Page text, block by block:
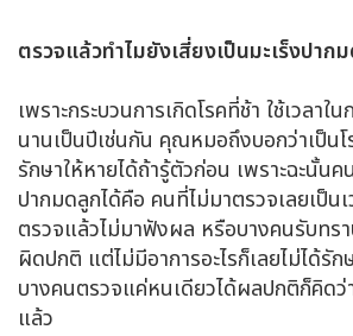
ตรวจแล้วทำไมยังเสี่ยงเป็นมะเร็งปาก
เพราะกระบวนการเกิดโรคที่ช้า ใช้เวลา
นานเป็นปีเช่นกัน คุณหมอถึงบอกว่าเป็นโ
รักษาให้หายได้ถ้ารู้ตัวก่อน เพราะฉะนั้นค
ปากมดลูกได้คือ คนที่ไม่มาตรวจเลยเป็น
ตรวจแล้วไม่มาฟังผล หรือบางคนรับทร
ผิดปกติ แต่ไม่มีอาการอะไรก็เลยไม่ได้รั
บางคนตรวจแค่หนเดียวได้ผลปกติก็คิด
แล้ว